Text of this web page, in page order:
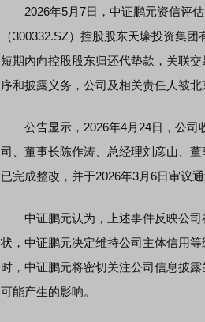
2026年5月7日，中证鹏元资信评估
（300332.SZ）控股股东天壕投资集
短期内向控股股东归还代垫款，关联
序和披露义务，公司及相关责任人被
公告显示，2026年4月24日，公司
司、董事长陈作涛、总经理刘彦山、
已完成整改，并于2026年3月6日审议
中证鹏元认为，上述事件反映公司
状，中证鹏元决定维持公司主体信用等
时，中证鹏元将密切关注公司信息披
可能产生的影响。